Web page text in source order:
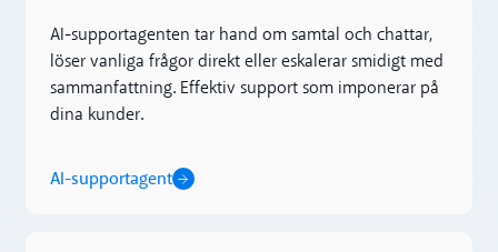
AI-supportagenten tar hand om samtal och chattar,
löser vanliga frågor direkt eller eskalerar smidigt med
sammanfattning. Effektiv support som imponerar på
dina kunder.
AI-supportagent